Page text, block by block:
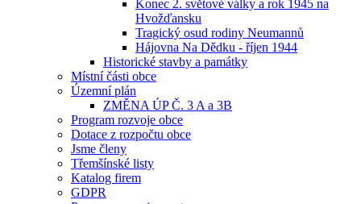
Konec 2. světové války a rok 1945 na
Hvožďansku
Tragický osud rodiny Neumannů
Hájovna Na Dědku - říjen 1944
Historické stavby a památky
Místní části obce
Územní plán
ZMĚNA ÚP Č. 3 A a 3B
Program rozvoje obce
Dotace z rozpočtu obce
Jsme členy
Třemšínské listy
Katalog firem
GDPR